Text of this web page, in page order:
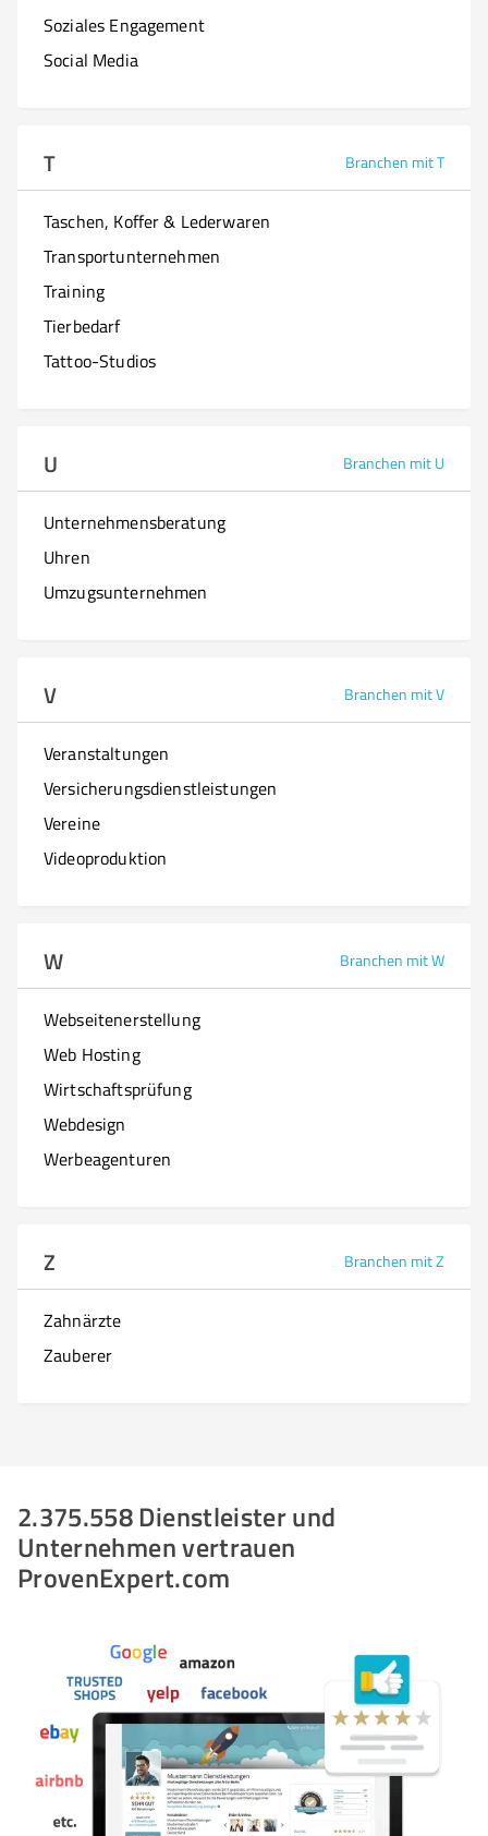
Soziales Engagement
Social Media
T Branchen mit T
Taschen, Koffer & Lederwaren
Transportunternehmen
Training
Tierbedarf
Tattoo-Studios
U Branchen mit U
Unternehmensberatung
Uhren
Umzugsunternehmen
V Branchen mit V
Veranstaltungen
Versicherungsdienstleistungen
Vereine
Videoproduktion
W Branchen mit W
Webseitenerstellung
Web Hosting
Wirtschaftsprüfung
Webdesign
Werbeagenturen
Z Branchen mit Z
Zahnärzte
Zauberer
2.375.558 Dienstleister und
Unternehmen vertrauen
ProvenExpert.com